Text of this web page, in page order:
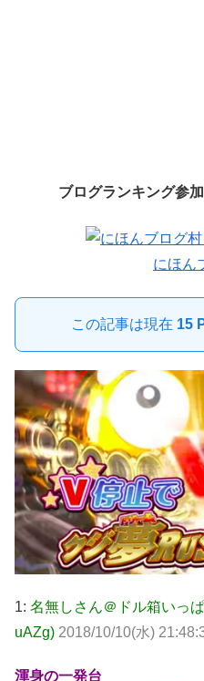
ブログランキング参
にほん
この記事は現在 15
1: 名無しさん＠ドル箱いっ
uAZg) 2018/10/10(水)
渾身の一発台